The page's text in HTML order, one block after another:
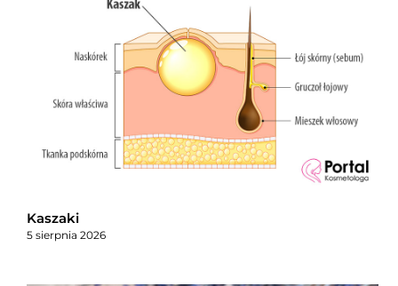
Kaszaki
5 sierpnia 2026